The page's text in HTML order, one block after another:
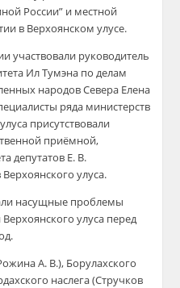
России” и местной
в Верхоянском улусе.
участвовали руководитель
Ил Тумэна по делам
народов Севера Елена
ряда министерств
присутствовали
приёмной,
депутатов Е. В.
улуса.
насущные проблемы
улуса перед
А. В.), Борулахского
наслега (Стручков